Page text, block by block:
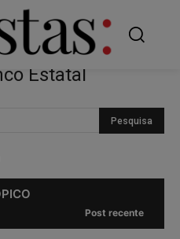
Estatal
Post recente